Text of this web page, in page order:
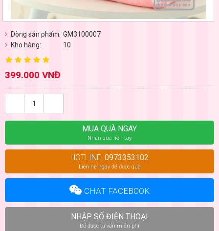
Dòng sản phẩm: GM3100007
Kho hàng:
10
399.000 VNĐ
MUA QUÀ NGAY
Nhận quà liền tay
HOTLINE: 0973353102
Liên hệ ngay để được quà
CHAT FACEBOOK
NHẬP SỐ ĐIỆN THOẠI
Để được tư vấn miễn phí